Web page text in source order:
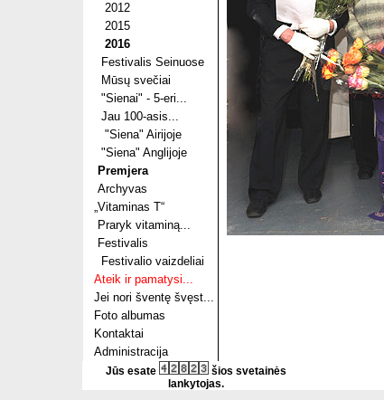
2012
2015
2016
Festivalis Seinuose
Mūsų svečiai
"Sienai" - 5-eri...
Jau 100-asis...
"Siena" Airijoje
"Siena" Anglijoje
Premjera
Archyvas
„Vitaminas T“
Praryk vitaminą...
Festivalis
Festivalio vaizdeliai
Ateik ir pamatysi...
Jei nori šventę švęst...
Foto albumas
Kontaktai
Administracija
Jūs esate
šios svetainės
lankytojas.